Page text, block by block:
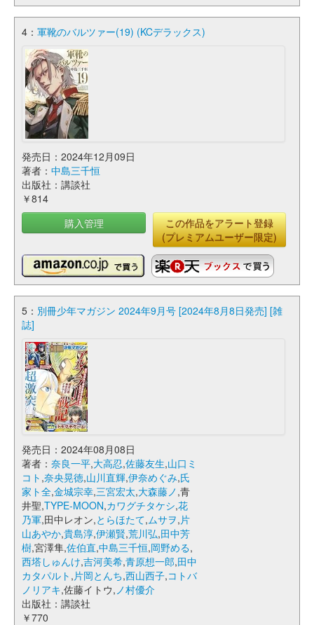
4： 軍靴のバルツァー(19) (KCデラックス)
発売日：2024年12月09日
著者： 中島三千恒
出版社：講談社
￥814
購入管理
この作品をアラート登録
(プレミアムユーザー限定)
5： 別冊少年マガジン 2024年9月号 [2024年8月8日発売] [雑
誌]
発売日：2024年08月08日
著者： 奈良一平,大高忍,佐藤友生,山口ミ
コト ,奈央晃徳,山川直輝,伊奈めぐみ,氏
家ト全,金城宗幸,三宮宏太,大森藤ノ ,青
井聖,TYPE-MOON,カワグチタケシ,花
乃軍,田中レオン,とらほたて,ムサヲ,片
山あやか,貴島淳,伊瀬賢,荒川弘,田中芳
樹,宮澤隼,佐伯直,中島三千恒,岡野める,
西塔しゅんけ,吉河美希,青原想一郎,田中
カタパルト ,片岡とんち,西山西子,コトバ
ノリアキ,佐藤イトウ, ノ村優介
出版社：講談社
￥770